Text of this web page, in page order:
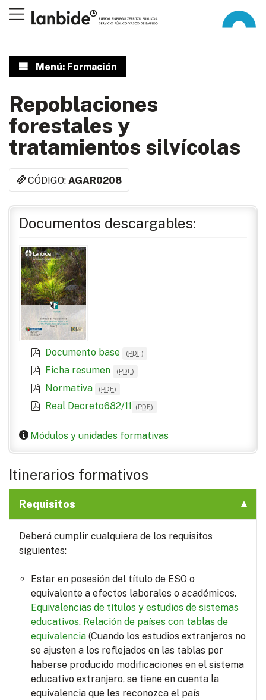
Menú: Formación
Repoblaciones
forestales y
tratamientos silvícolas
CÓDIGO:AGAR0208
Documentos descargables:
Documento base (PDF)
Ficha resumen (PDF)
Normativa (PDF)
Real Decreto682/11 (PDF)
Módulos y unidades formativas
Itinerarios formativos
Requisitos
Deberá cumplir cualquiera de los requisitos
siguientes:
Estar en posesión del título de ESO o
equivalente a efectos laborales o académicos.
Equivalencias de títulos y estudios de sistemas
educativos. Relación de países con tablas de
equivalencia (Cuando los estudios extranjeros no
se ajusten a los reflejados en las tablas por
haberse producido modificaciones en el sistema
educativo extranjero, se tiene en cuenta la
equivalencia que les reconozca el país